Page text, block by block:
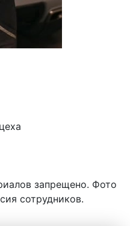
запрещено. Фото
сотрудников.